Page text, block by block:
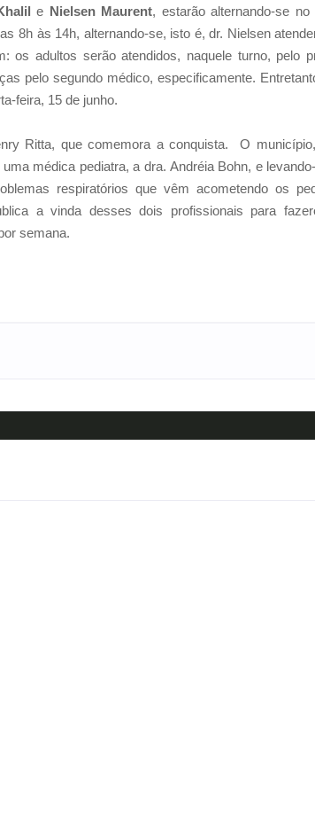
e Nielsen Maurent, estarão alternando-se no
8h às 14h, alternando-se, isto é, dr. Nielsen
os adultos serão atendidos, naquele turno, pelo
pelo segundo médico, especificamente.
feira, 15 de junho.
Ritta, que comemora a conquista.
O
médica pediatra, a dra. Andréia Bohn, e
respiratórios que vêm acometendo os
a vinda desses dois profissionais para
semana.